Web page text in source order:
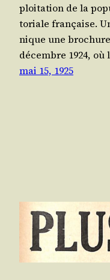
ploi­ta­tion de la
to­riale française.
nique une
décembre 1924, où
mai 15, 1925